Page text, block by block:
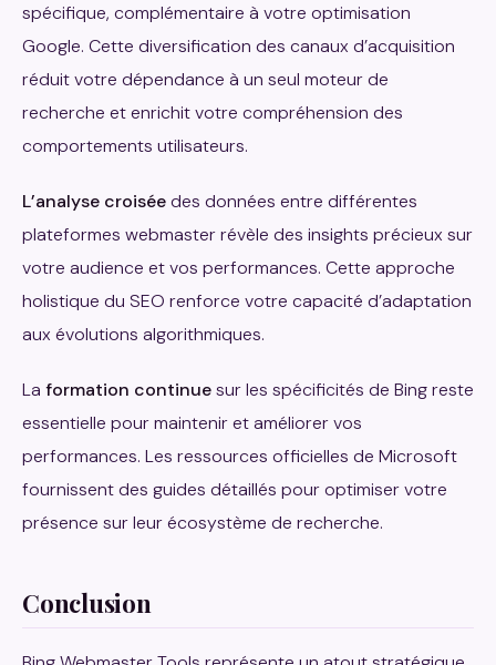
spécifique, complémentaire à votre optimisation
Google. Cette diversification des canaux d’acquisition
réduit votre dépendance à un seul moteur de
recherche et enrichit votre compréhension des
comportements utilisateurs.
L’analyse croiséedes données entre différentes
plateformes webmaster révèle des insights précieux sur
votre audience et vos performances. Cette approche
holistique du SEO renforce votre capacité d’adaptation
aux évolutions algorithmiques.
La formation continuesur les spécificités de Bing reste
essentielle pour maintenir et améliorer vos
performances. Les ressources officielles de Microsoft
fournissent des guides détaillés pour optimiser votre
présence sur leur écosystème de recherche.
Conclusion